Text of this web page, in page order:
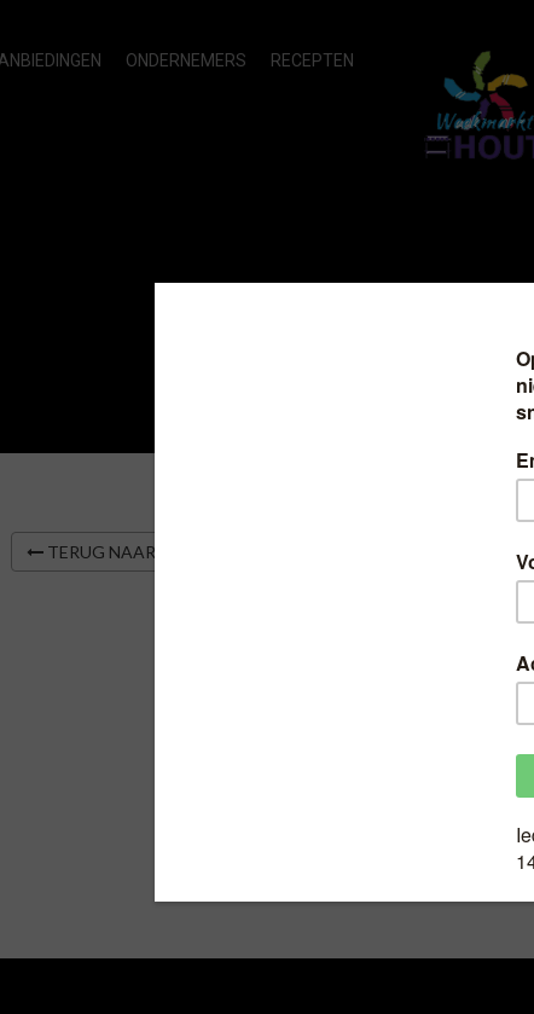
ONDERNEMERS RECEPTEN
TERUG NAAR OVERZICHT
bio
Geldig op